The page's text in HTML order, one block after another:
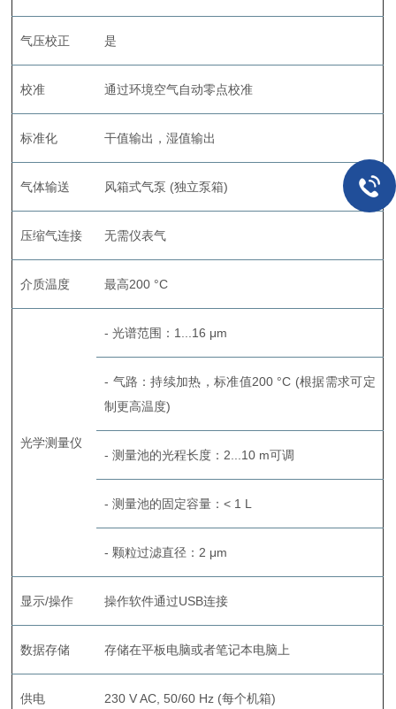
气压校正 是
校准 通过环境空气自动零点校准
标准化 干值输出，湿值输出
气体输送 风箱式气泵 (独立泵箱)
压缩气连接 无需仪表气
介质温度 最高200 °C
光学测量仪
- 光谱范围：1...16 μm
- 气路：持续加热，标准值200 °C (根据需求可定
制更高温度)
- 测量池的光程长度：2...10 m可调
- 测量池的固定容量：< 1 L
- 颗粒过滤直径：2 μm
显示/操作 操作软件通过USB连接
数据存储 存储在平板电脑或者笔记本电脑上
供电 230 V AC, 50/60 Hz (每个机箱)